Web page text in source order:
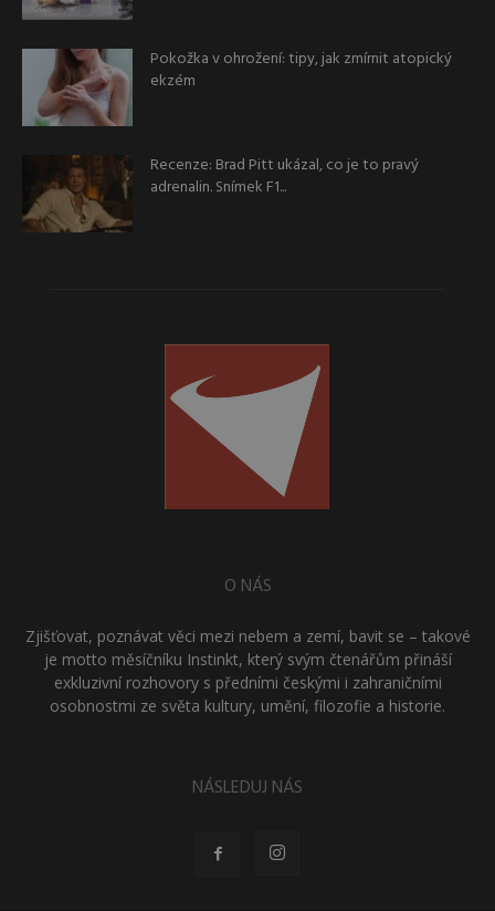
Pokožka v ohrožení: tipy, jak zmírnit atopický
ekzém
Recenze: Brad Pitt ukázal, co je to pravý
adrenalin. Snímek F1...
O NÁS
Zjišťovat, poznávat věci mezi nebem a zemí, bavit se – takové
je motto měsíčníku Instinkt, který svým čtenářům přináší
exkluzivní rozhovory s předními českými i zahraničními
osobnostmi ze světa kultury, umění, filozofie a historie.
NÁSLEDUJ NÁS